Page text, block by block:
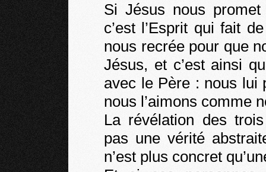
Si Jésus nous promet
c’est l’Esprit qui fait
nous recrée pour que
Jésus, et c’est ainsi
avec le Père : nous lui
nous l’aimons comme
La révélation des
pas une vérité
n’est plus concret